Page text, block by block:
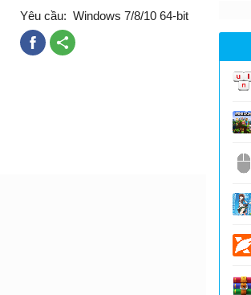
Yêu cầu: Windows 7/8/10 64-bit